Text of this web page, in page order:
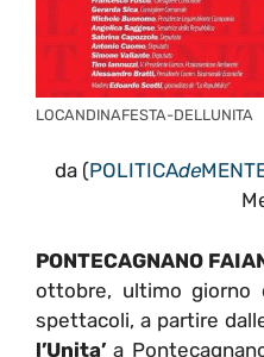
LOCANDINAFESTA-DELLUNITA
da (POLITICAde
PONTECAGNANO
ottobre, ultimo
spettacoli, a partire
l’Unita’ a